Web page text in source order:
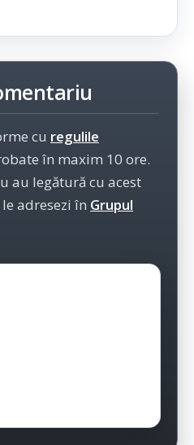
cu regulile
în maxim 10 ore.
au legătură cu acest
adresezi în Grupul